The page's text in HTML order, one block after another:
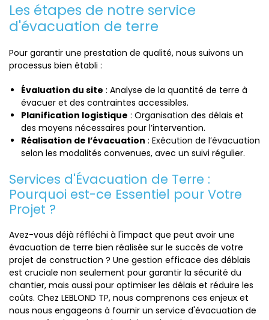
Les étapes de notre service
d'évacuation de terre
Pour garantir une prestation de qualité, nous suivons un
processus bien établi :
Évaluation du site : Analyse de la quantité de terre à
évacuer et des contraintes accessibles.
Planification logistique : Organisation des délais et
des moyens nécessaires pour l’intervention.
Réalisation de l’évacuation : Exécution de l’évacuation
selon les modalités convenues, avec un suivi régulier.
Services d'Évacuation de Terre :
Pourquoi est-ce Essentiel pour Votre
Projet ?
Avez-vous déjà réfléchi à l'impact que peut avoir une
évacuation de terre bien réalisée sur le succès de votre
projet de construction ? Une gestion efficace des déblais
est cruciale non seulement pour garantir la sécurité du
chantier, mais aussi pour optimiser les délais et réduire les
coûts. Chez LEBLOND TP, nous comprenons ces enjeux et
nous nous engageons à fournir un service d'évacuation de